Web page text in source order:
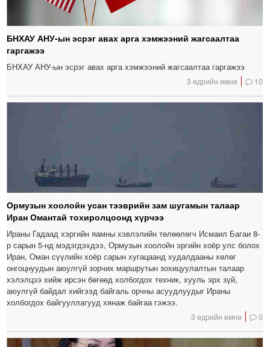
БНХАУ АНУ-ын эсрэг авах арга хэмжээний жагсаалтаа
гаргажээ
БНХАУ АНУ-ын эсрэг авах арга хэмжээний жагсаалтаа гаргажээ
3 өдрийн өмнө 10
Ормузын хоолойн усан тээврийн зам шугамын талаар
Иран Омантай тохиролцоонд хүрчээ
Ираны Гадаад хэргийн яамны хэвлэлийн төлөөлөгч Исмаил Багаи 8-
р сарын 5-нд мэдэгдэхдээ, Ормузын хоолойн эргийн хоёр улс болох
Иран, Оман сүүлийн хоёр сарын хугацаанд худалдааны хөлөг
онгоцнуудын аюулгүй зорчих маршрутын зохицуулалтын талаар
хэлэлцээ хийж ирсэн бөгөөд холбогдох техник, хууль эрх зүй,
аюулгүй байдал хийгээд байгаль орчны асуудлуудыг Ираны
холбогдох байгууллагууд хянаж байгаа гэжээ.
3 өдрийн өмнө 0